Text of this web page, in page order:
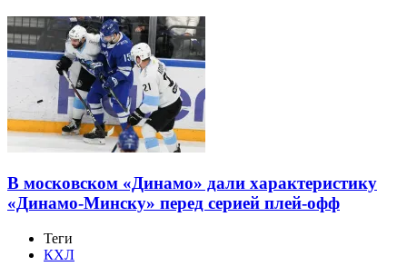
В московском «Динамо» дали характеристику
«Динамо-Минску» перед серией плей-офф
Теги
КХЛ